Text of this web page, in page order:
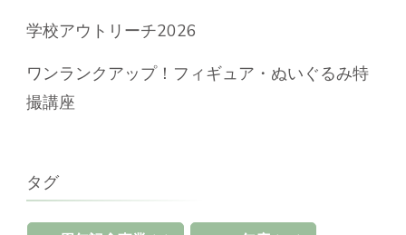
学校アウトリーチ2026
ワンランクアップ！フィギュア・ぬいぐるみ特
撮講座
タグ